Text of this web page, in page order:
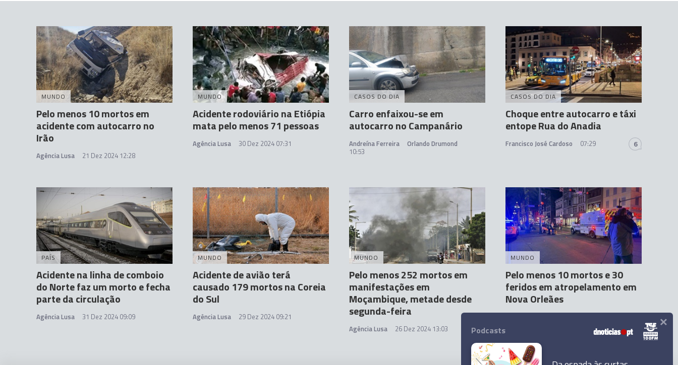
MUNDO
Pelo menos 10 mortos em
acidente com autocarro no
Irão
Agência Lusa 21 Dez 2024 12:28
MUNDO
Acidente rodoviário na Etiópia
mata pelo menos 71 pessoas
Agência Lusa 30 Dez 2024 07:31
CASOS DO DIA
Carro enfaixou-se em
autocarro no Campanário
Andreína Ferreira
Orlando Drumond
10:53
CASOS DO DIA
Choque entre autocarro e táxi
entope Rua do Anadia
Francisco José Cardoso 07:29 6
PAÍS
Acidente na linha de comboio
do Norte faz um morto e fecha
parte da circulação
Agência Lusa 31 Dez 2024 09:09
MUNDO
Acidente de avião terá
causado 179 mortos na Coreia
do Sul
Agência Lusa 29 Dez 2024 09:21
MUNDO
Pelo menos 252 mortos em
manifestações em
Moçambique, metade desde
segunda-feira
Agência Lusa 26 Dez 2024 13:03
MUNDO
Pelo menos 10 mortos e 30
feridos em atropelamento em
Nova Orleães
Podcasts ×